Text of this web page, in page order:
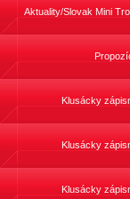
Aktuality/Slovak Mini
Klusácky
Klusácky
Klusácky